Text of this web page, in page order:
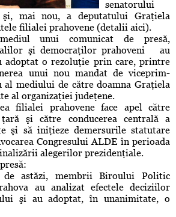
senatorului
şi, mai nou, a deputatului Graţiela
filialei prahovene (detalii aici).
unui comunicat de presă,
şi democraţilor prahoveni au
adoptat o rezoluţie prin care, printre
unui nou mandat de viceprim-
mediului de către doamna Graţiela
al organizaţiei judeţene.
filialei prahovene face apel către
şi către conducerea centrală a
şi să iniţieze demersurile statutare
Congresului ALDE în perioada
alegerilor prezidenţiale.
astăzi, membrii Biroului Politic
au analizat efectele deciziilor
şi au adoptat, în unanimitate, o